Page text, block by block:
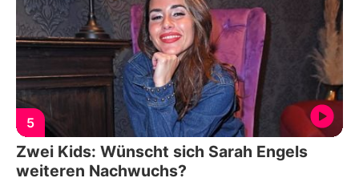
5
Zwei Kids: Wünscht sich Sarah Engels
weiteren Nachwuchs?